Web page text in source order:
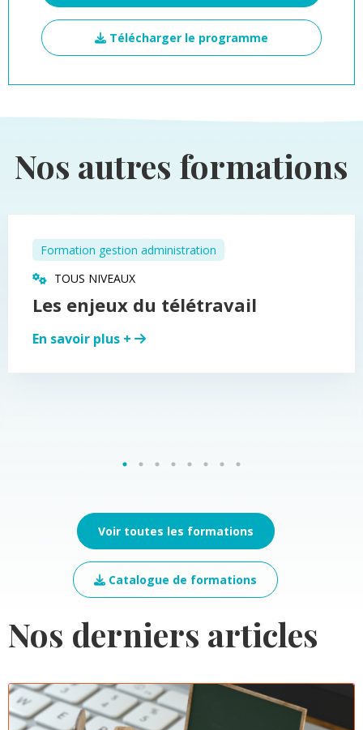
Télécharger le programme
Nos autres formations
Formation gestion administration
TOUS NIVEAUX
Les enjeux du télétravail
En savoir plus +
Voir toutes les formations
Catalogue de formations
Nos derniers articles